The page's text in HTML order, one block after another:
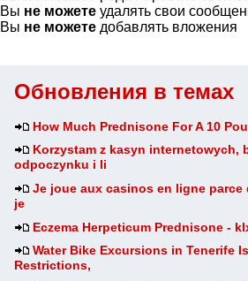
Обновления в темах
How Much Prednisone For A 10
Korzystam z kasyn internetowych,
odpoczynku i li
Je joue aux casinos en ligne parce
je
Eczema Herpeticum Prednisone -
Water Bike Excursions in Tenerife
Restrictions,
Вы не можете удалять свои
Вы не можете добавлять вложения